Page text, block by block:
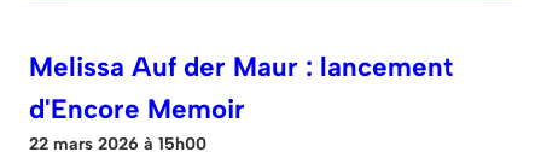
Melissa Auf der Maur : lancement
d'Encore Memoir
22 mars 2026 à 15h00